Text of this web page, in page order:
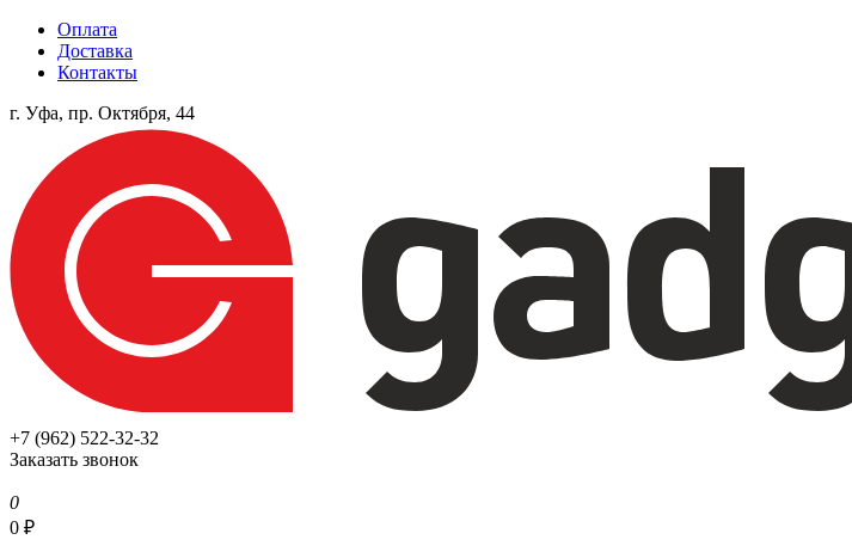
Оплата
Доставка
Контакты
г. Уфа, пр. Октября, 44
+7 (962) 522-32-32
Заказать звонок
0
0 ₽